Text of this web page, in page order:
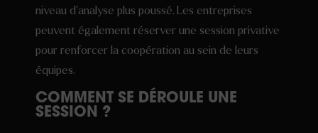
niveau d’analyse plus poussé. Les entreprises
peuvent également réserver une session privative
pour renforcer la coopération au sein de leurs
équipes.
COMMENT SE DÉROULE UNE
SESSION ?